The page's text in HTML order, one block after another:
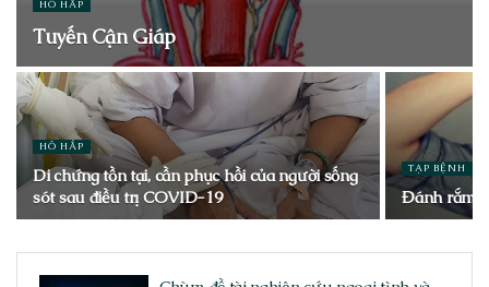
HÔ HẤP
Tuyến Cận Giáp
HÔ HẤP
Di chứng tồn tại, cần phục hồi của người sống
sót sau điều trị COVID-19
TẠP BỆNH
Đánh rắm